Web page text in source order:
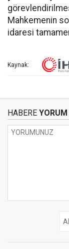
Mahkemenin
idaresi
Kaynak:
HABERE